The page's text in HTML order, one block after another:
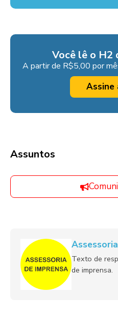
Você lê o H2
A partir de R$5,00 por
Assine
Assuntos
Assessoria
Texto de
de imprensa.